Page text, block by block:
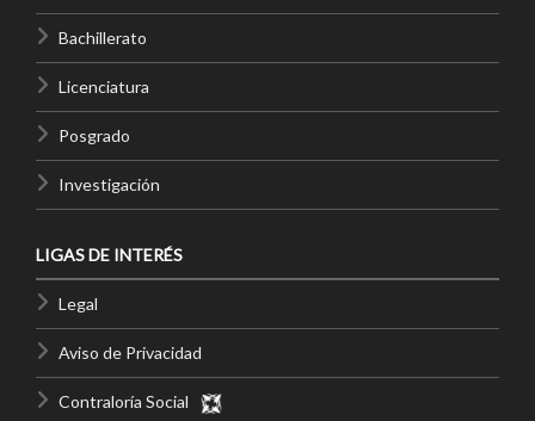
Bachillerato
Licenciatura
Posgrado
Investigación
LIGAS DE INTERÉS
Legal
Aviso de Privacidad
Contraloría Social